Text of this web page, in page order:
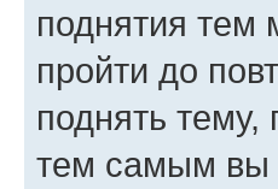
поднятия тем
пройти до
поднять тему,
тем самым вы